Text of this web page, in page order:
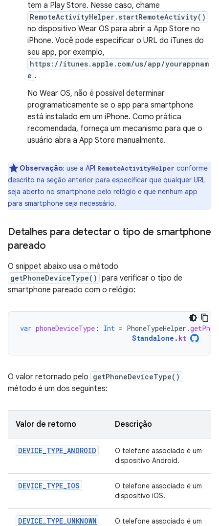
tem a Play Store. Nesse caso, chame
RemoteActivityHelper.startRemoteActivity()
no dispositivo Wear OS para abrir a App Store no
iPhone. Você pode especificar o URL do iTunes do
seu app, por exemplo,
https://itunes.apple.com/us/app/yourappnam
e .
No Wear OS, não é possível determinar
programaticamente se o app para smartphone
está instalado em um iPhone. Como prática
recomendada, forneça um mecanismo para que o
usuário abra a App Store manualmente.
Observação: use a API RemoteActivityHelper conforme
descrito na seção anterior para especificar que qualquer URL
seja aberto no smartphone pelo relógio e que nenhum app
para smartphone seja necessário.
Detalhes para detectar o tipo de smartphone
pareado
O snippet abaixo usa o método
getPhoneDeviceType() para verificar o tipo de
smartphone pareado com o relógio:
var phoneDeviceType : Int = PhoneTypeHelper .
Standalone . kt
O valor retornado pelo getPhoneDeviceType()
método é um dos seguintes:
Valor de retorno Descrição
DEVICE_TYPE_ANDROID
O telefone associado é um
dispositivo Android.
DEVICE_TYPE_IOS
O telefone associado é um
dispositivo iOS.
DEVICE_TYPE_UNKNOWN
O telefone associado é um